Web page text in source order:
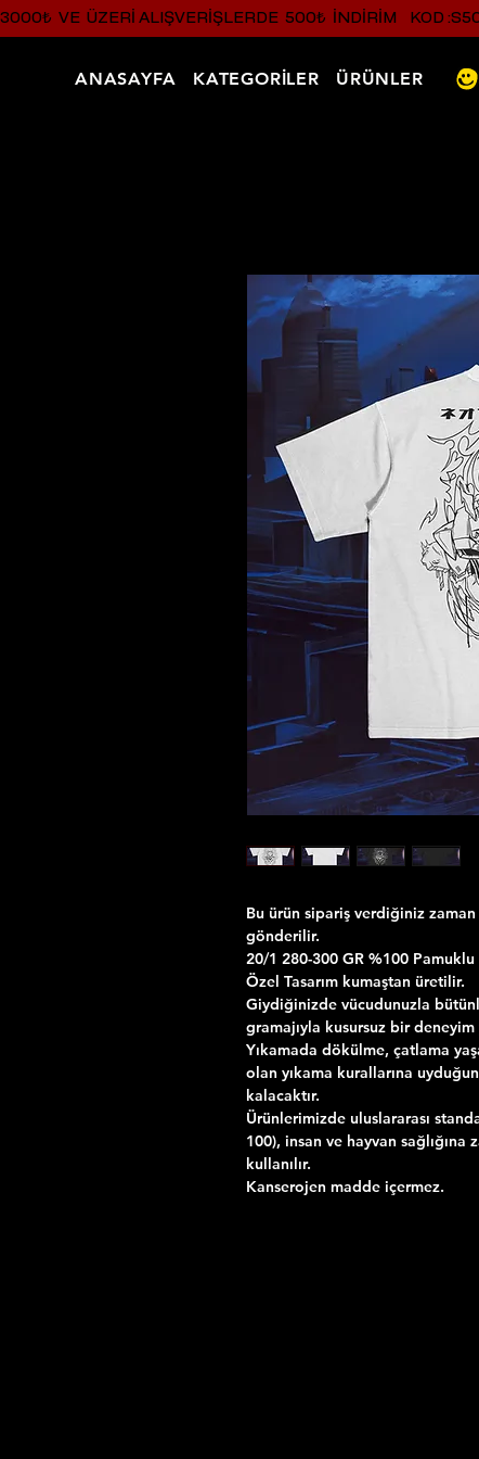
3000₺  VE  ÜZERI ALIŞVERIŞLERDE  500₺  INDIRIM    KOD
ANASAYFA KATEGORİLER ÜRÜNLER
Bu ürün sipariş verdiğiniz
gönderilir.
20/1 280-300 GR %100
Özel Tasarım kumaştan üretilir.
Giydiğinizde vücudunuzla
gramajıyla kusursuz bir deneyim
Yıkamada dökülme, çatlama
olan yıkama kurallarına
kalacaktır.
Ürünlerimizde uluslararası
100), insan ve hayvan sağlığına
kullanılır.
Kanserojen madde içermez.